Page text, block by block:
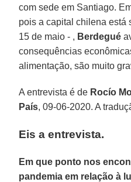
com sede em Santiago.
pois a capital chilena está
15 de maio - , Berdegué
consequências
alimentação, são muito
A entrevista é de Rocío
País, 09-06-2020. A
Eis a entrevista.
Em que ponto nos
pandemia em relação à